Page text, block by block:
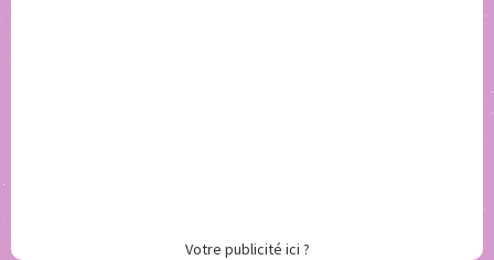
Votre publicité ici ?